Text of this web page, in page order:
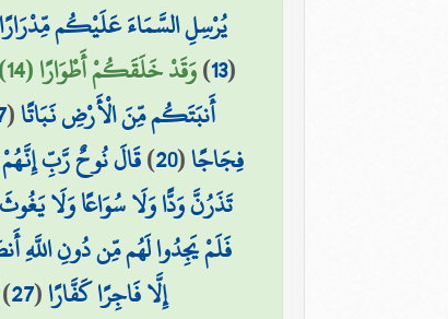
يُرْسِلِ السَّمَاءَ عَلَيْكُم مِّدْرَارًا
(
13
)وَقَدْ خَلَقَكُمْ أَطْوَارًا (14)
أَنبَتَكُم مِّنَ الْأَرْضِ نَبَاتًا(
فِجَاجًا(
20
)قَالَ نُوحٌ رَّبِّ إِنَّهُمْ
تَذَرُنَّ وَدًّا وَلَا سُوَاعًا وَلَا
فَلَمْ يَجِدُوا لَهُم مِّن دُونِ اللَّهِ
إِلَّا فَاجِرًا كَفَّارًا(
27